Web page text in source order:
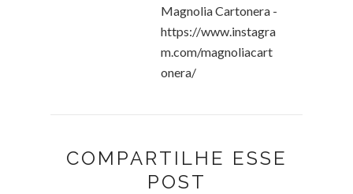
Magnolia Cartonera -
https://www.instagra
m.com/magnoliacart
onera/
COMPARTILHE ESSE
POST